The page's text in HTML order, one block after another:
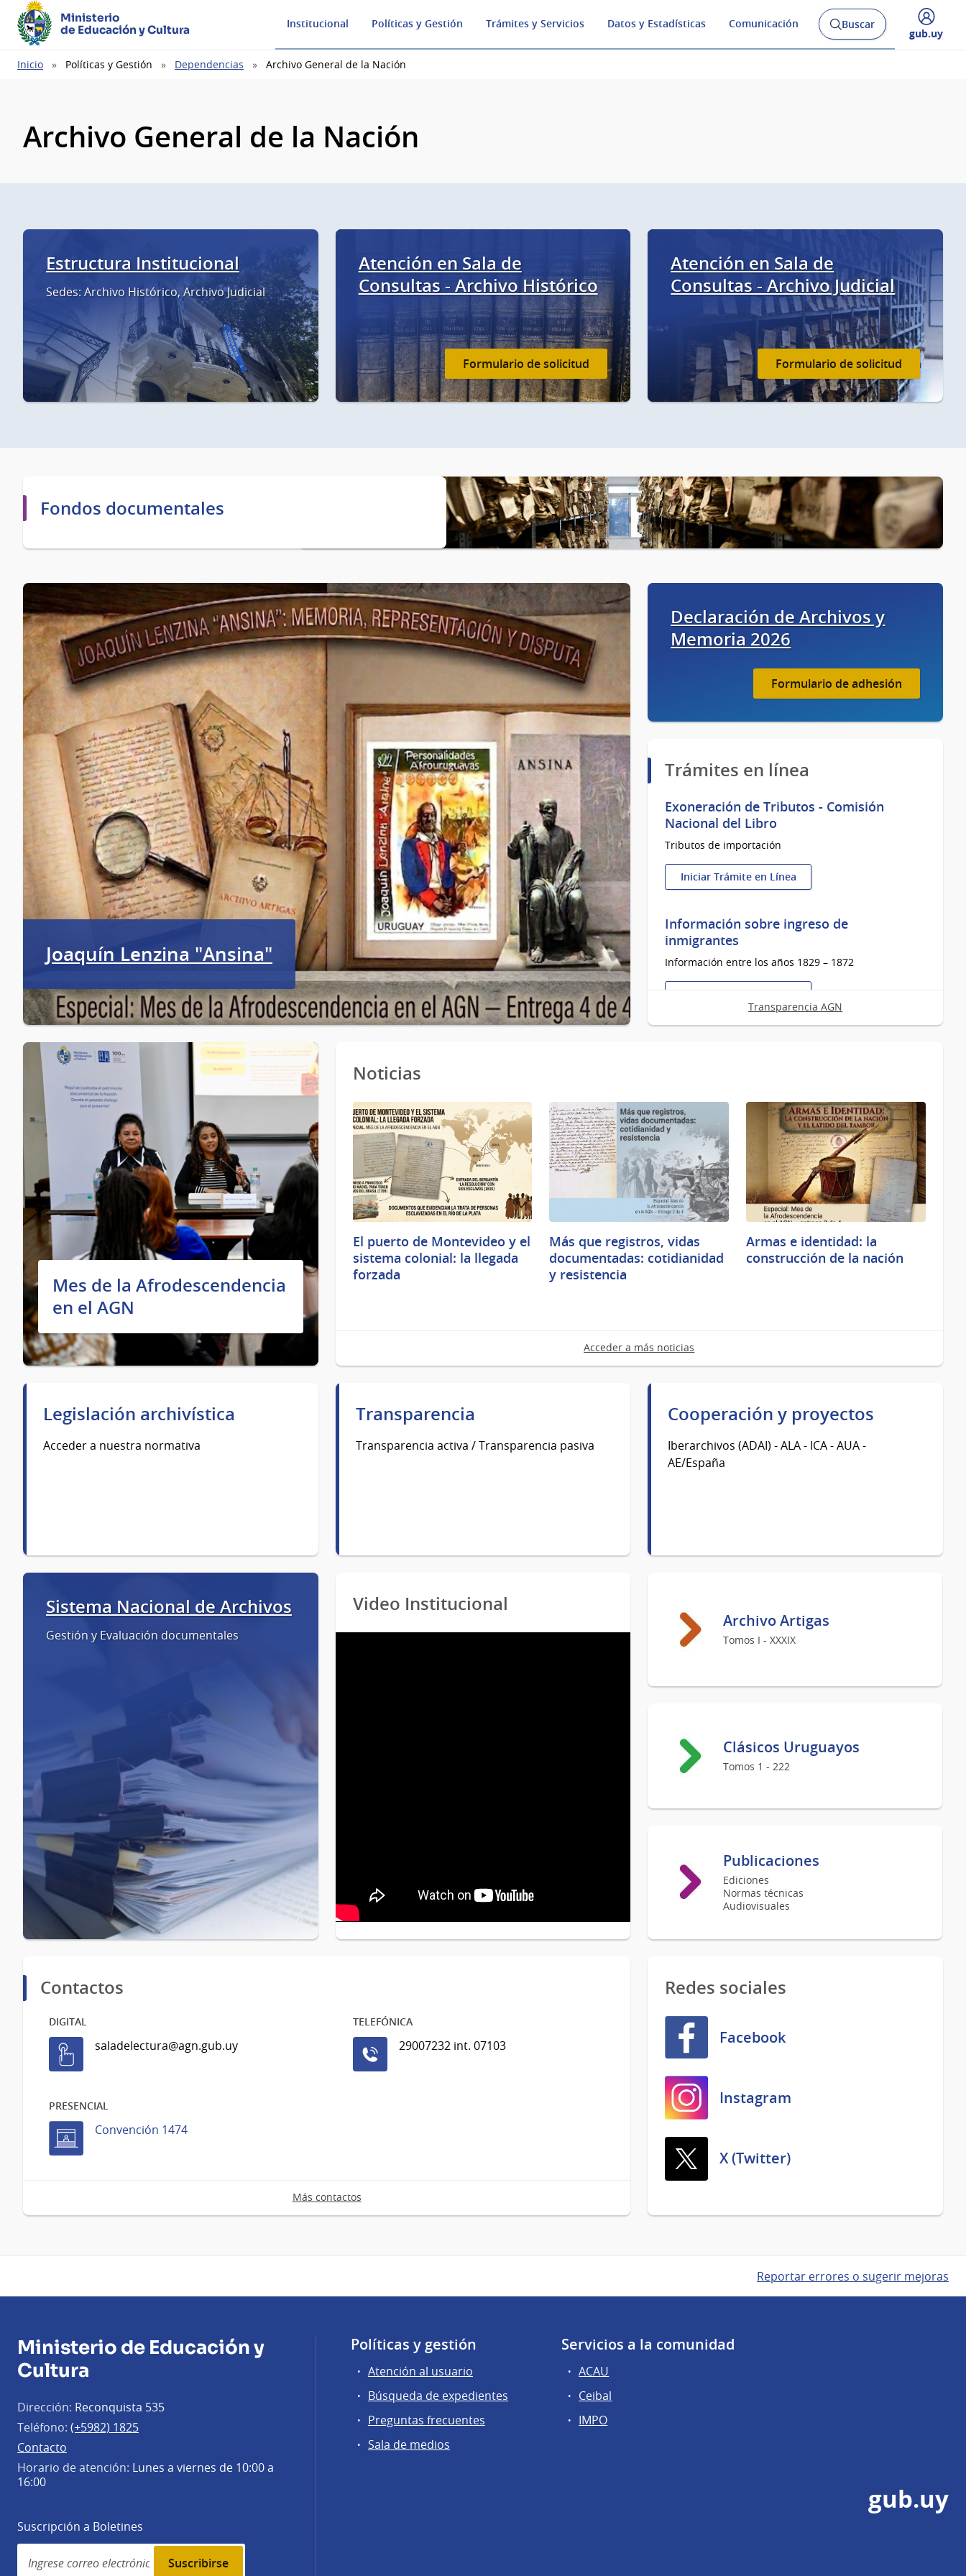
Ministerio
de Educación y Cultura
Institucional Políticas y Gestión Trámites y Servicios Datos y Estadísticas Comunicación
Abrir
buscador
Buscar
Desplegar
gub.uy
Ruta
Inicio Políticas y Gestión Dependencias Archivo General de la Nación
Archivo General de la Nación
Estructura Institucional
Sedes: Archivo Histórico, Archivo Judicial
Atención en Sala de
Consultas - Archivo Histórico
Formulario de solicitud
Atención en Sala de
Consultas - Archivo Judicial
Formulario de solicitud
Fondos documentales
Joaquín Lenzina "Ansina"
Declaración de Archivos y
Memoria 2026
Formulario de adhesión
Trámites en línea
Exoneración de Tributos - Comisión
Nacional del Libro
Tributos de importación
Iniciar Trámite en Línea
:
de
-
Comisión
Libro
Información sobre ingreso de
inmigrantes
Información entre los años 1829 – 1872
Información
Transparencia AGN
Mes de la Afrodescendencia
en el AGN
Noticias
El puerto de Montevideo y el
sistema colonial: la llegada
forzada
Más que registros, vidas
documentadas: cotidianidad
y resistencia
Armas e identidad: la
construcción de la nación
Acceder a más noticias
Legislación archivística
Acceder a nuestra normativa
Transparencia
Transparencia activa / Transparencia pasiva
Cooperación y proyectos
Iberarchivos (ADAI) - ALA - ICA - AUA -
AE/España
Sistema Nacional de Archivos
Gestión y Evaluación documentales
Video Institucional
Archivo Artigas
Tomos I - XXXIX
Clásicos Uruguayos
Tomos 1 - 222
Publicaciones
Ediciones
Normas técnicas
Audiovisuales
Contactos
DIGITAL
saladelectura@agn.gub.uy
TELEFÓNICA
29007232 int. 07103
PRESENCIAL
Convención 1474
Más contactos
Redes sociales
Facebook
Instagram
X (Twitter)
Reportar errores o sugerir mejoras
Ministerio de Educación y
Cultura
Dirección: Reconquista 535
Teléfono: (+5982) 1825
Contacto
Horario de atención: Lunes a viernes de 10:00 a
16:00
Suscripción a Boletines
Simplenews
subscription
Políticas y gestión
Atención al usuario
Búsqueda de expedientes
Preguntas frecuentes
Sala de medios
Servicios a la comunidad
ACAU
Ceibal
IMPO
gub.uy